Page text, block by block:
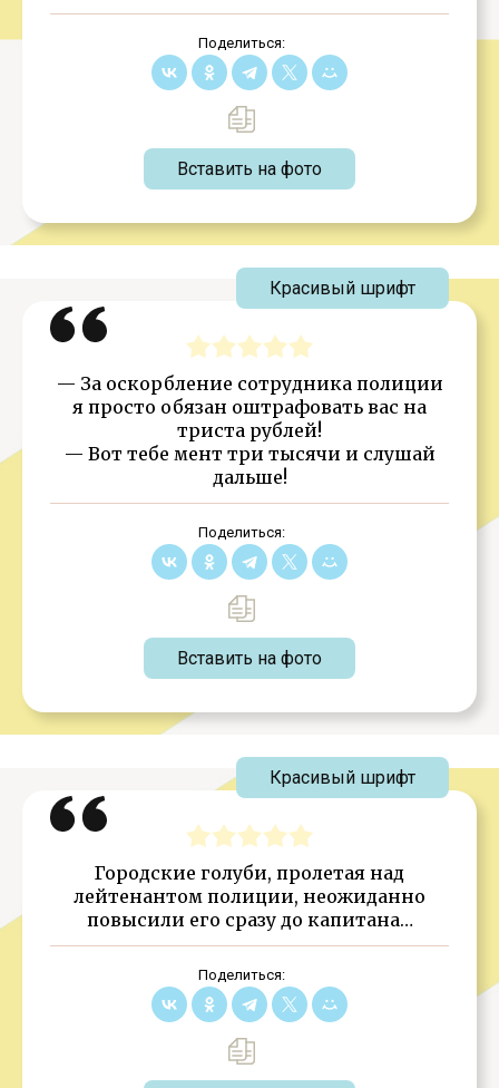
Поделиться:
Вставить на фото
— За оскорбление сотрудника полиции
я просто обязан оштрафовать вас на
триста рублей!
— Вот тебе мент три тысячи и слушай
дальше!
Поделиться:
Вставить на фото
Красивый шрифт
Городские голуби, пролетая над
лейтенантом полиции, неожиданно
повысили его сразу до капитана…
Поделиться:
Красивый шрифт